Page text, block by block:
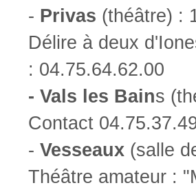
- Privas (théâtre) :
Délire à deux
: 04.75.64.62.00
- Vals les Bains
Contact
- Vesseaux (salle
Théâtre amateur :